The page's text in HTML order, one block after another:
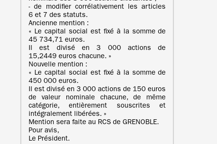
- de modifier corrélativement les articles
6 et 7 des statuts.
Ancienne mention :
« Le capital social est fixé à la somme de
45 734,71 euros.
Il est divisé en 3 000 actions de
15,2449 euros chacune. »
Nouvelle mention :
« Le capital social est fixé à la somme de
450 000 euros.
Il est divisé en 3 000 actions de 150 euros
de valeur nominale chacune, de même
catégorie, entièrement souscrites et
intégralement libérées. »
Mention sera faite au RCS de GRENOBLE.
Pour avis,
Le Président.